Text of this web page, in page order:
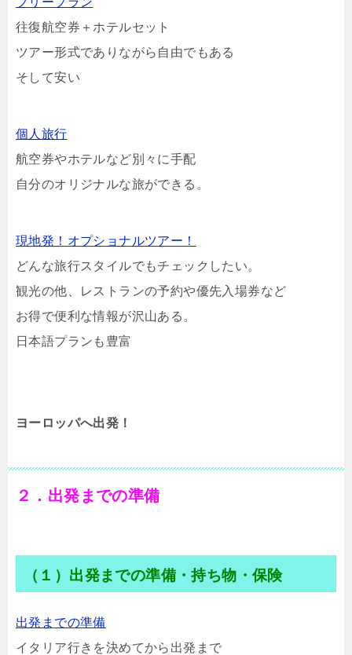
往復航空券＋ホテルセット
ツアー形式でありながら自由でもある
そして安い
個人旅行
航空券やホテルなど別々に手配
自分のオリジナルな旅ができる。
現地発！オプショナルツアー！
どんな旅行スタイルでもチェックしたい。
観光の他、レストランの予約や優先入場券など
お得で便利な情報が沢山ある。
日本語プランも豊富
ヨーロッパへ出発！
２．出発までの準備
（１）出発までの準備・持ち物・保険
出発までの準備
イタリア行きを決めてから出発まで